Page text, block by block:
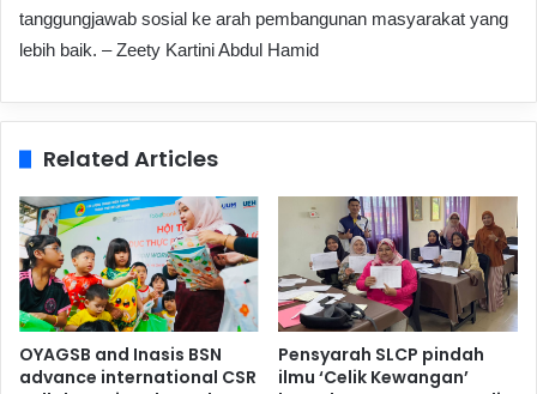
tanggungjawab sosial ke arah pembangunan masyarakat yang
lebih baik. – Zeety Kartini Abdul Hamid
Related Articles
OYAGSB and Inasis BSN
advance international CSR
Pensyarah SLCP pindah
ilmu ‘Celik Kewangan’